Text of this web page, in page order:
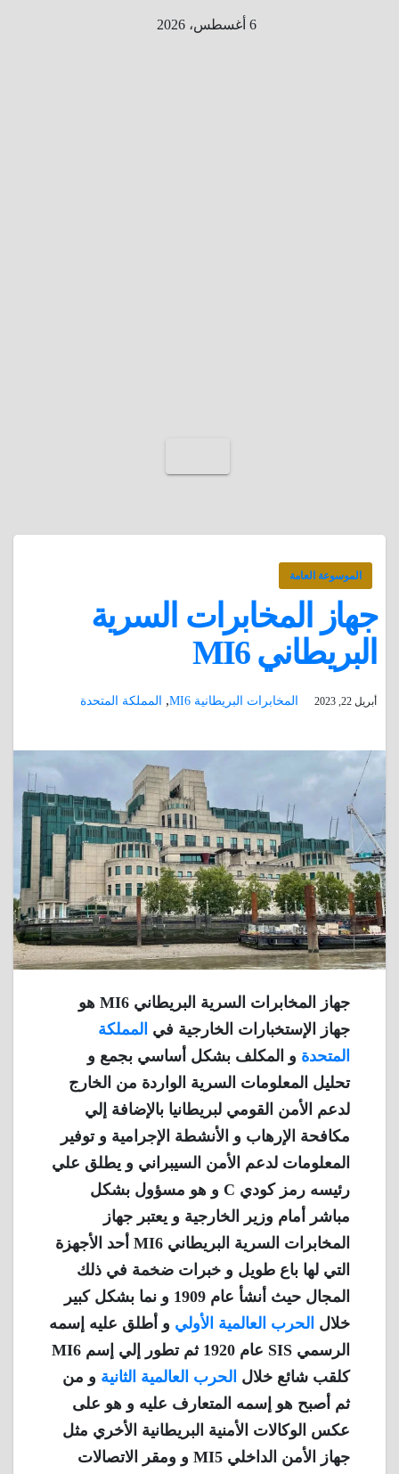
6 أغسطس، 2026
الموسوعة العامة
جهاز المخابرات السرية
البريطاني MI6
أبريل 22, 2023 المخابرات البريطانية MI6 , المملكة المتحدة
جهاز المخابرات السرية البريطاني MI6 هو
جهاز الإستخبارات الخارجية في المملكة
المتحدة و المكلف بشكل أساسي بجمع و
تحليل المعلومات السرية الواردة من الخارج
لدعم الأمن القومي لبريطانيا بالإضافة إلي
مكافحة الإرهاب و الأنشطة الإجرامية و توفير
المعلومات لدعم الأمن السيبراني و يطلق علي
رئيسه رمز كودي C و هو مسؤول بشكل
مباشر أمام وزير الخارجية و يعتبر جهاز
المخابرات السرية البريطاني MI6 أحد الأجهزة
التي لها باع طويل و خبرات ضخمة في ذلك
المجال حيث أنشأ عام 1909 و نما بشكل كبير
خلال الحرب العالمية الأولي و أطلق عليه إسمه
الرسمي SIS عام 1920 ثم تطور إلي إسم MI6
كلقب شائع خلال الحرب العالمية الثانية و من
ثم أصبح هو إسمه المتعارف عليه و هو على
عكس الوكالات الأمنية البريطانية الأخري مثل
جهاز الأمن الداخلي MI5 و ومقر الاتصالات